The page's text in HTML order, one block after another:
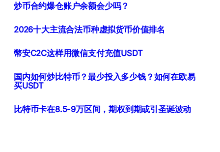
炒币合约爆仓账户余额会少吗？
2026十大主流合法币种虚拟货币价值排名
幣安C2C这样用微信支付充值USDT
国内如何炒比特币？最少投入多少钱？如何在欧易
买USDT
比特币卡在8.5-9万区间，期权到期或引圣诞波动